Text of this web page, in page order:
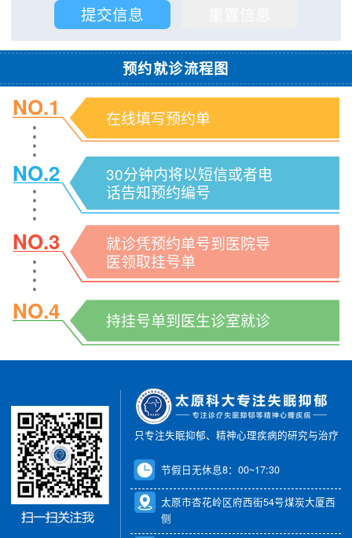
预约就诊流程图
NO.1 在线填写预约单
NO.2
30分钟内将以短信或者电
话告知预约编号
NO.3
就诊凭预约单号到医院导
医领取挂号单
NO.4 持挂号单到医生诊室就诊
只专注失眠抑郁、精神心理疾病的研究与治疗
节假日无休息8：00~17:30
太原市杏花岭区府西街54号煤炭大厦西
侧